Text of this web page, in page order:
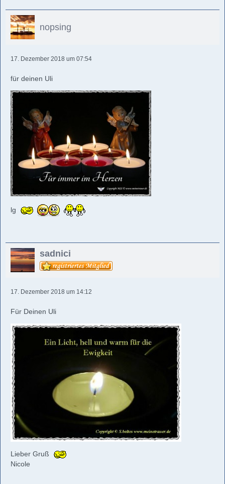
nopsing
17. Dezember 2018 um 07:54
für deinen Uli
lg
sadnici
17. Dezember 2018 um 14:12
Für Deinen Uli
Lieber Gruß
Nicole